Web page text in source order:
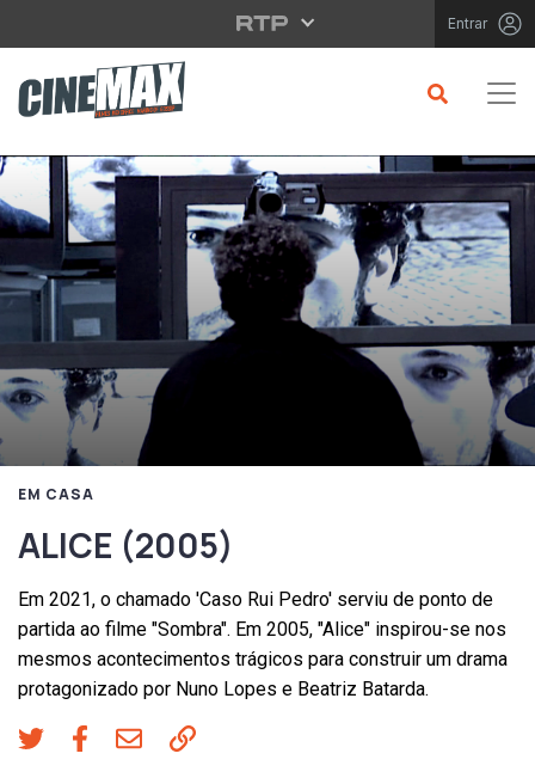
Saltar para o conteúdo principal Entrar
EM CASA
ALICE (2005)
Em 2021, o chamado 'Caso Rui Pedro' serviu de ponto de
partida ao filme "Sombra". Em 2005, "Alice" inspirou-se nos
mesmos acontecimentos trágicos para construir um drama
protagonizado por Nuno Lopes e Beatriz Batarda.